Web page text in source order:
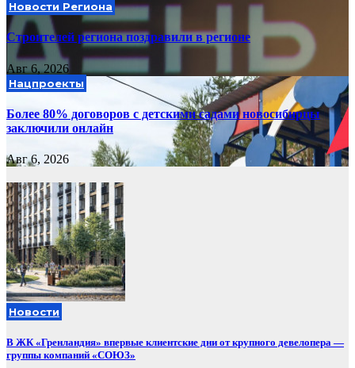
Новости Региона
Строителей региона поздравили в регионе
Авг 6, 2026
Нацпроекты
Более 80% договоров с детскими садами новосибирцы
заключили онлайн
Авг 6, 2026
Новости
В ЖК «Гренландия» впервые клиентские дни от крупного девелопера —
группы компаний «СОЮЗ»